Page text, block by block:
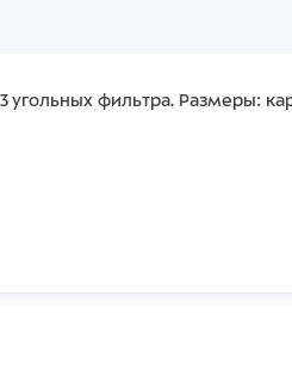
фильтра. Размеры: